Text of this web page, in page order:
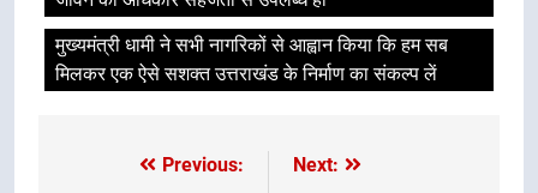
मुख्यमंत्री धामी ने सभी नागरिकों से आह्वान किया कि हम सब
मिलकर एक ऐसे सशक्त उत्तराखंड के निर्माण का संकल्प लें
Previous:
Next: